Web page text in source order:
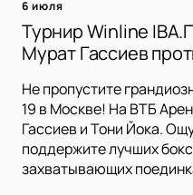
6 июля
Турнир Winline
Мурат Гассиев
Не пропустите
19 в Москве! На ВТБ
Гассиев и Тони Йока.
поддержите лучших
захватывающих